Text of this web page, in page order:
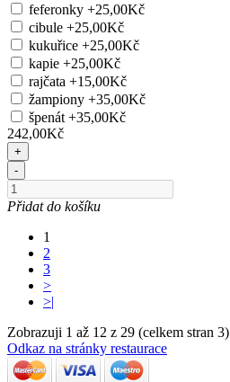
feferonky +25,00Kč
cibule +25,00Kč
kukuřice +25,00Kč
kapie +25,00Kč
rajčata +15,00Kč
žampiony +35,00Kč
špenát +35,00Kč
242,00Kč
+
-
Přidat do košíku
1
2
3
>
>|
Zobrazuji 1 až 12 z 29 (celkem stran 3)
Odkaz na stránky restaurace